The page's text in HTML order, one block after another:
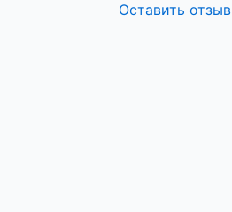
Оставить отзыв